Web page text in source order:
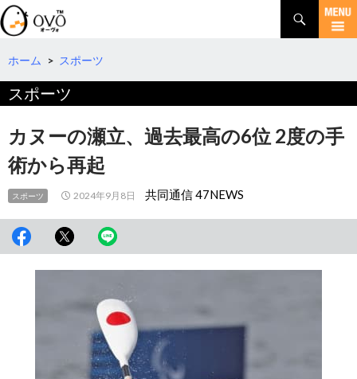
検
索
コ
テ
へ
動
ホーム > スポーツ
スポーツ
カヌーの瀬立、過去最高の6位 2度の手
術から再起
スポーツ 2024年9月8日 共同通信 47NEWS